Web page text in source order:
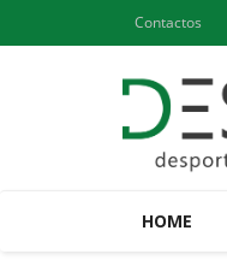
Contactos
HOME